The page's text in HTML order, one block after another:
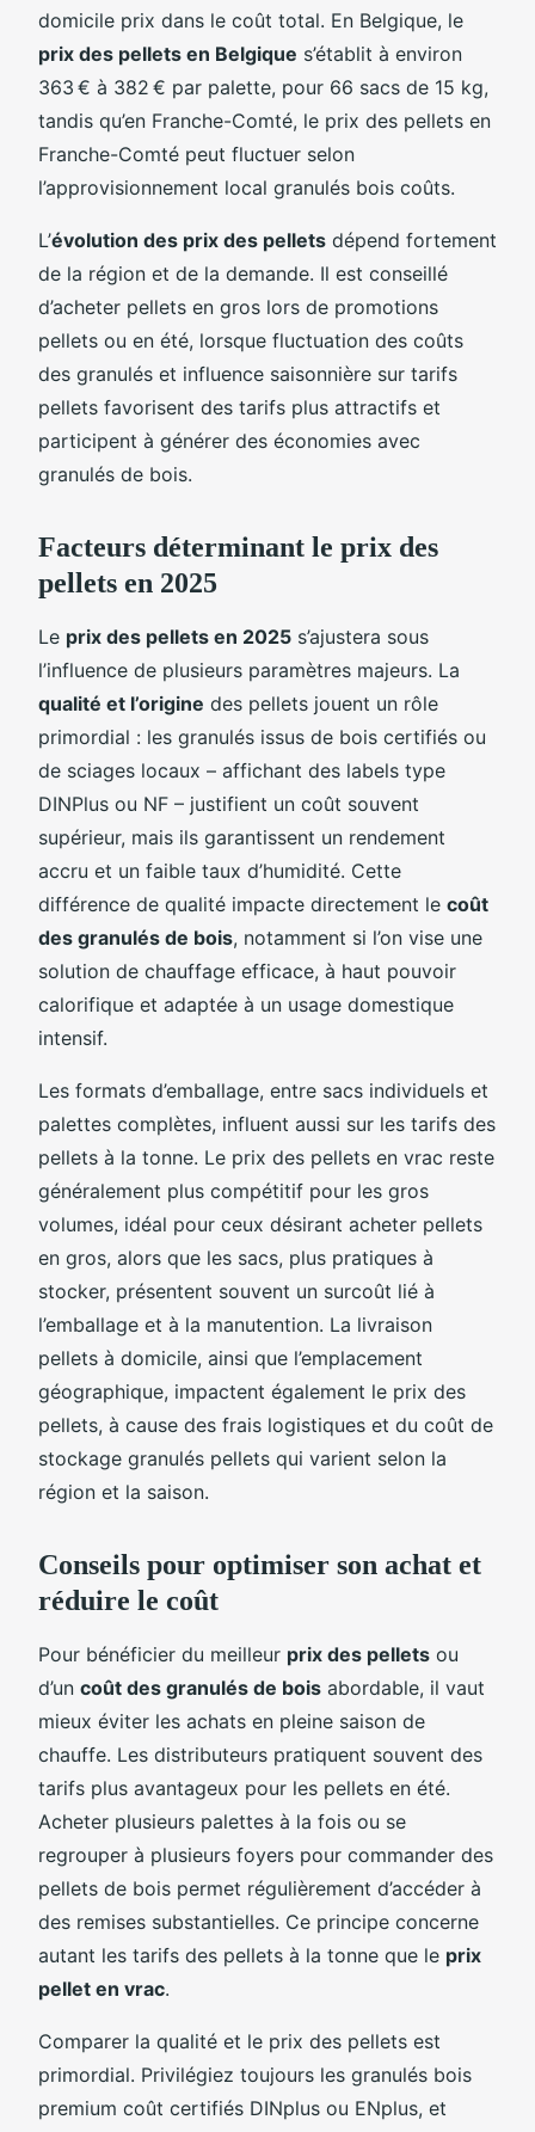
domicile prix dans le coût total. En Belgique, le
prix des pellets en Belgique s’établit à environ
363 € à 382 € par palette, pour 66 sacs de 15 kg,
tandis qu’en Franche-Comté, le prix des pellets en
Franche-Comté peut fluctuer selon
l’approvisionnement local granulés bois coûts.
L’évolution des prix des pellets dépend fortement
de la région et de la demande. Il est conseillé
d’acheter pellets en gros lors de promotions
pellets ou en été, lorsque fluctuation des coûts
des granulés et influence saisonnière sur tarifs
pellets favorisent des tarifs plus attractifs et
participent à générer des économies avec
granulés de bois.
Facteurs déterminant le prix des
pellets en 2025
Le prix des pellets en 2025 s’ajustera sous
l’influence de plusieurs paramètres majeurs. La
qualité et l’origine des pellets jouent un rôle
primordial : les granulés issus de bois certifiés ou
de sciages locaux – affichant des labels type
DINPlus ou NF – justifient un coût souvent
supérieur, mais ils garantissent un rendement
accru et un faible taux d’humidité. Cette
différence de qualité impacte directement le coût
des granulés de bois, notamment si l’on vise une
solution de chauffage efficace, à haut pouvoir
calorifique et adaptée à un usage domestique
intensif.
Les formats d’emballage, entre sacs individuels et
palettes complètes, influent aussi sur les tarifs des
pellets à la tonne. Le prix des pellets en vrac reste
généralement plus compétitif pour les gros
volumes, idéal pour ceux désirant acheter pellets
en gros, alors que les sacs, plus pratiques à
stocker, présentent souvent un surcoût lié à
l’emballage et à la manutention. La livraison
pellets à domicile, ainsi que l’emplacement
géographique, impactent également le prix des
pellets, à cause des frais logistiques et du coût de
stockage granulés pellets qui varient selon la
région et la saison.
Conseils pour optimiser son achat et
réduire le coût
Pour bénéficier du meilleur prix des pellets ou
d’un coût des granulés de bois abordable, il vaut
mieux éviter les achats en pleine saison de
chauffe. Les distributeurs pratiquent souvent des
tarifs plus avantageux pour les pellets en été.
Acheter plusieurs palettes à la fois ou se
regrouper à plusieurs foyers pour commander des
pellets de bois permet régulièrement d’accéder à
des remises substantielles. Ce principe concerne
autant les tarifs des pellets à la tonne que le prix
pellet en vrac.
Comparer la qualité et le prix des pellets est
primordial. Privilégiez toujours les granulés bois
premium coût certifiés DINplus ou ENplus, et